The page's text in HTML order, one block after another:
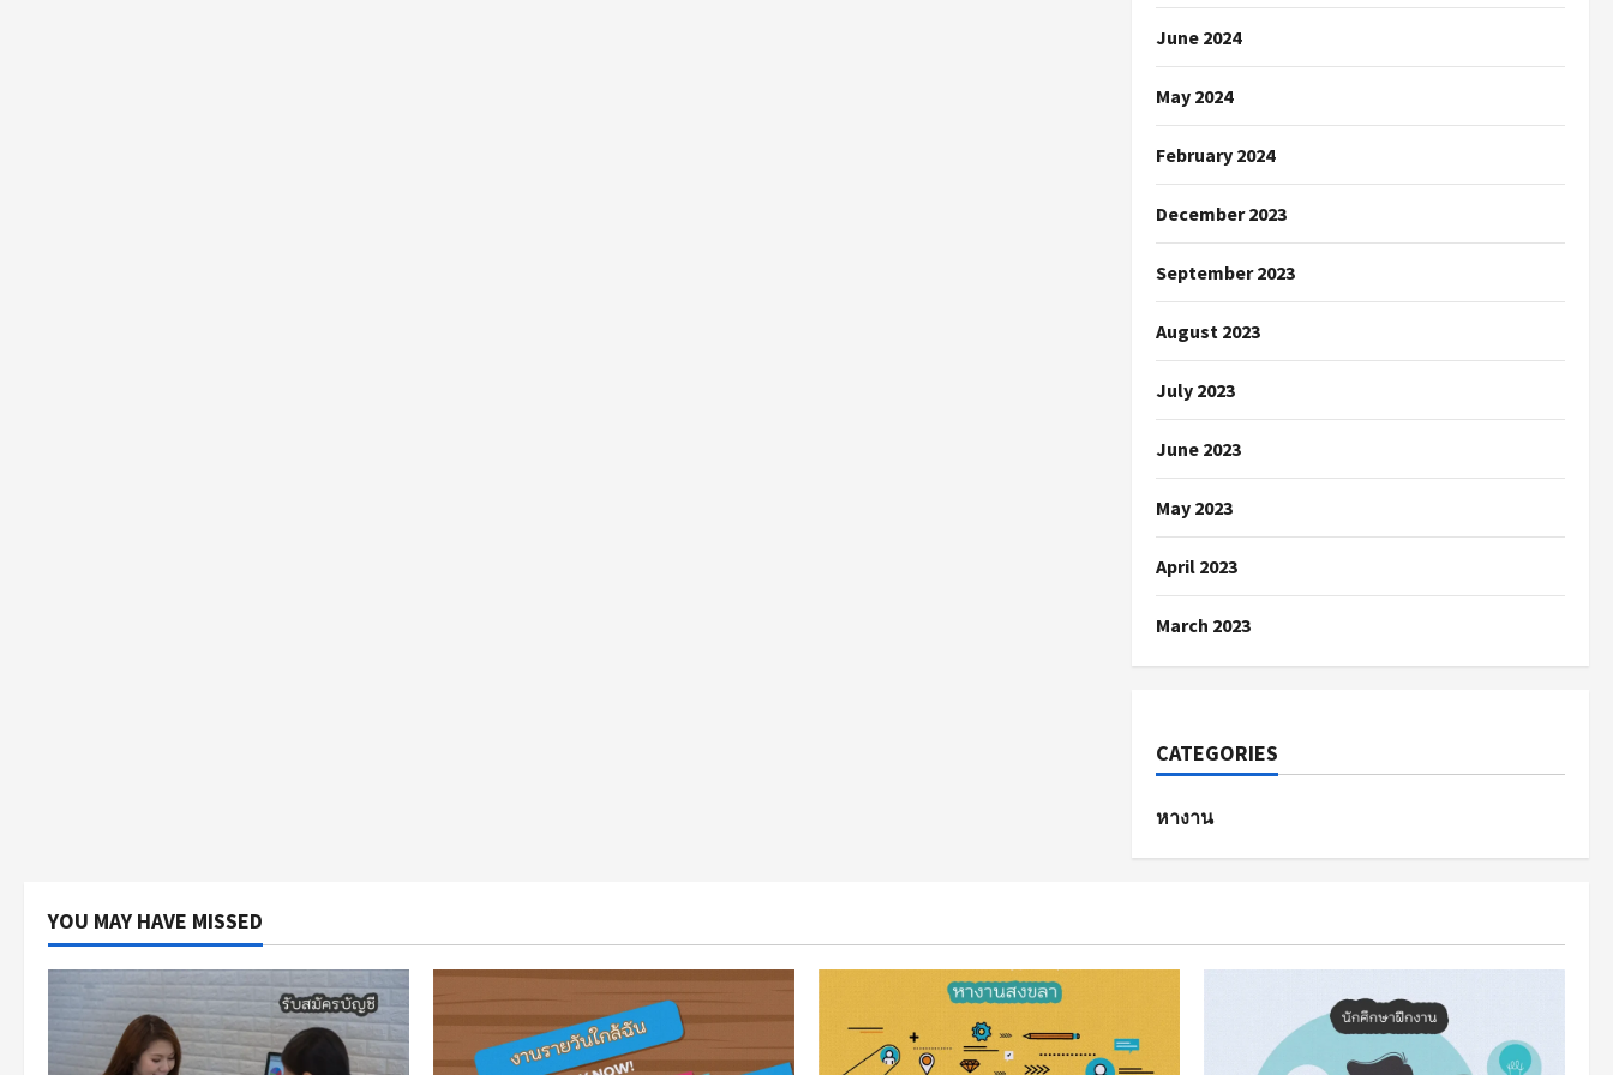
June 2024
May 2024
February 2024
December 2023
September 2023
August 2023
July 2023
June 2023
May 2023
April 2023
March 2023
CATEGORIES
หางาน
YOU MAY HAVE MISSED